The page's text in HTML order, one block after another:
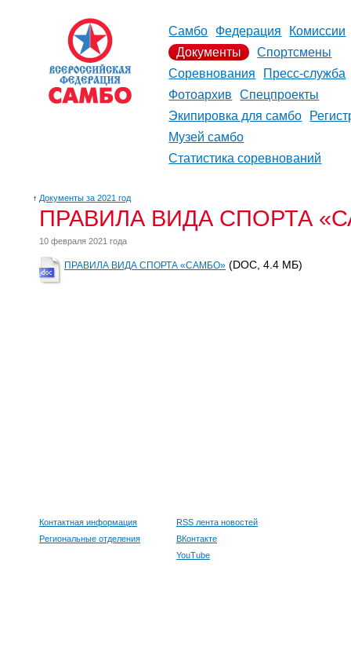
Самбо Федерация
Комиссии
Документы
Спортсмены
Соревнования
Пресс-служба
Фотоархив
Спецпроекты
Экипировка для самбо
Музей самбо
Статистика соревнований
↑ Документы за 2021 год
ПРАВИЛА ВИДА СПОРТА
10 февраля 2021 года
ПРАВИЛА ВИДА СПОРТА «САМБО» (DOC, 4.4 MБ)
Контактная информация
Региональные отделения
RSS лента новостей
ВКонтакте
YouTube